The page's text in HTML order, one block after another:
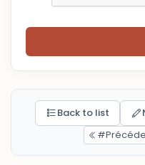
Back to list